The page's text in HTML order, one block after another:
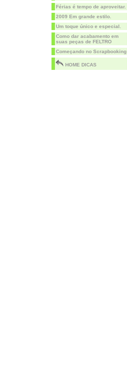
Férias é tempo de aproveitar.
2009 Em grande estilo.
Um toque único e especial.
Como dar acabamento em
suas peças de FELTRO
Começando no Scrapbooking
HOME DICAS